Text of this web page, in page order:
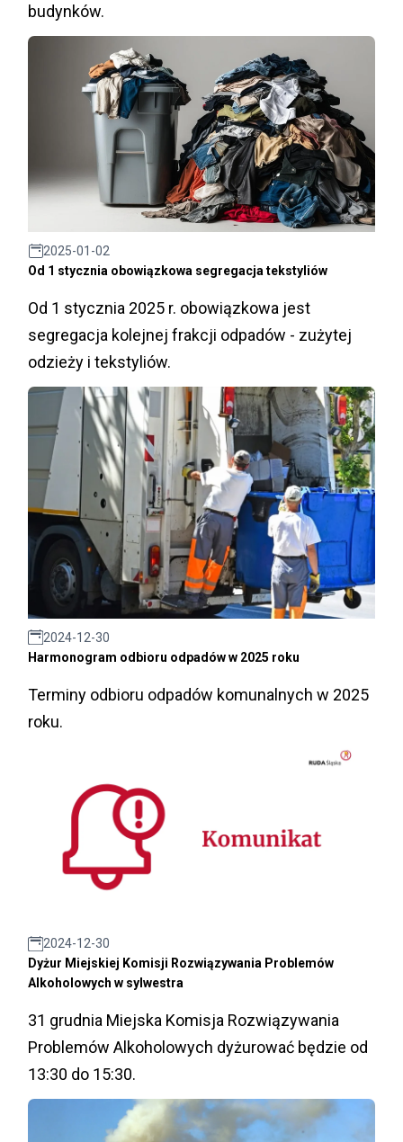
budynków.
2025-01-02
Od 1 stycznia obowiązkowa segregacja tekstyliów
Od 1 stycznia 2025 r. obowiązkowa jest
segregacja kolejnej frakcji odpadów - zużytej
odzieży i tekstyliów.
2024-12-30
Harmonogram odbioru odpadów w 2025 roku
Terminy odbioru odpadów komunalnych w 2025
roku.
2024-12-30
Dyżur Miejskiej Komisji Rozwiązywania Problemów
Alkoholowych w sylwestra
31 grudnia Miejska Komisja Rozwiązywania
Problemów Alkoholowych dyżurować będzie od
13:30 do 15:30.